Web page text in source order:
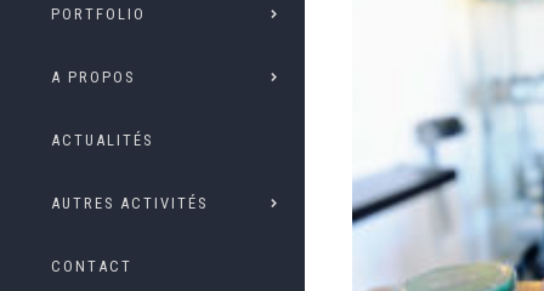
PORTFOLIO
A PROPOS
ACTUALITÉS
AUTRES ACTIVITÉS
CONTACT